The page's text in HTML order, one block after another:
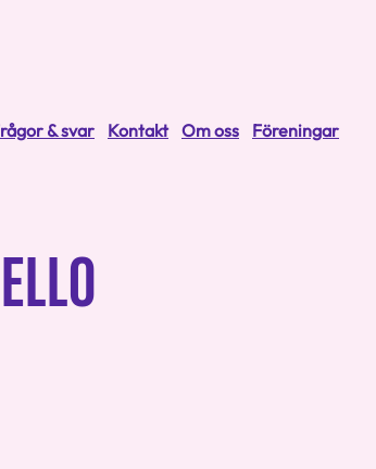
& svar Kontakt Om oss Föreningar